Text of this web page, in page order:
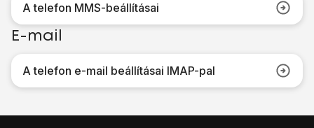
A telefon MMS-beállításai
E-mail
A telefon e-mail beállításai IMAP-pal